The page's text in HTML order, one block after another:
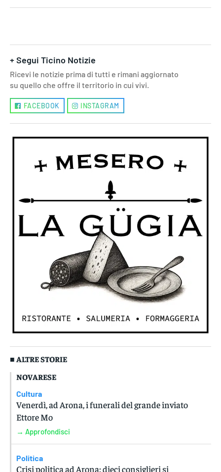
+ Segui Ticino Notizie
Ricevi le notizie prima di tutti e rimani aggiornato
su quello che offre il territorio in cui vivi.
FACEBOOK INSTAGRAM
■ ALTRE STORIE
NOVARESE
Cultura
Venerdì, ad Arona, i funerali del grande inviato
Ettore Mo
→ Approfondisci
Politica
Crisi politica ad Arona: dieci consiglieri si